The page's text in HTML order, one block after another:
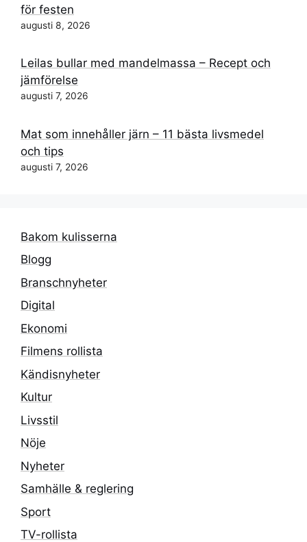
för festen
augusti 8, 2026
Leilas bullar med mandelmassa – Recept och
jämförelse
augusti 7, 2026
Mat som innehåller järn – 11 bästa livsmedel
och tips
augusti 7, 2026
Bakom kulisserna
Blogg
Branschnyheter
Digital
Ekonomi
Filmens rollista
Kändisnyheter
Kultur
Livsstil
Nöje
Nyheter
Samhälle & reglering
Sport
TV-rollista